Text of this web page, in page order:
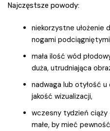
Najczęstsze powody:
niekorzystne ułożenie
nogami
mała ilość wód
duża, utrudniająca
nadwaga lub otyłość
jakość wizualizacji,
wczesny tydzień
małe, by mieć